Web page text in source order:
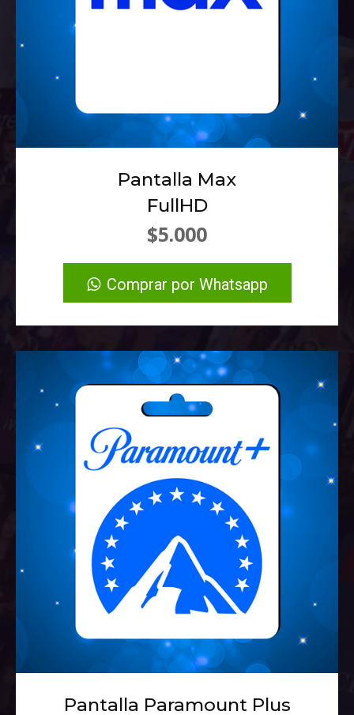
Pantalla Max
FullHD
$5.000
Comprar por Whatsapp
Pantalla Paramount Plus